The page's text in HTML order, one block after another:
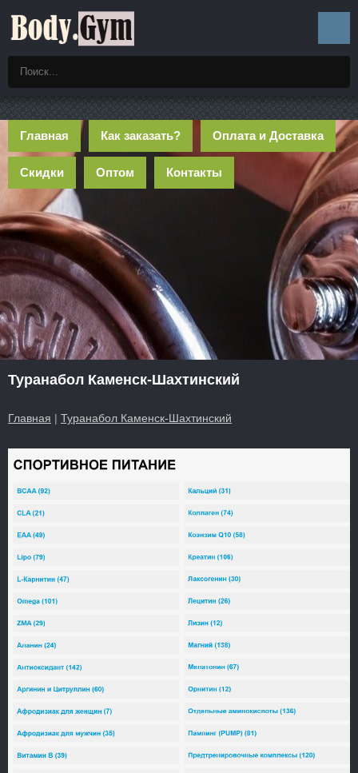
Главная Как заказать? Оплата и Доставка
Скидки Оптом Контакты
Туранабол Каменск-Шахтинский
Главная | Туранабол Каменск-Шахтинский